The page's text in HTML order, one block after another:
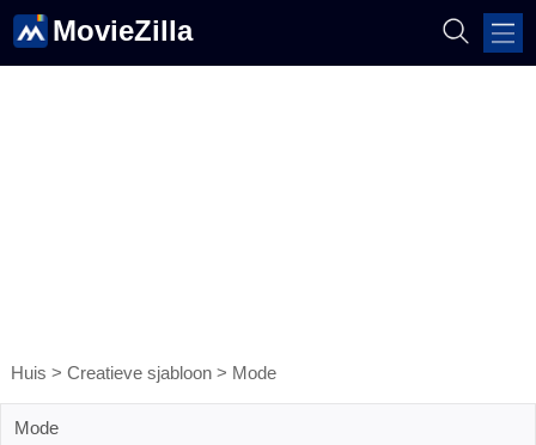
MovieZilla
Huis > Creatieve sjabloon> Mode
Mode